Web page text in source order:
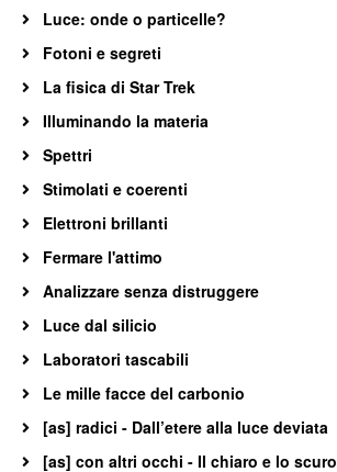
Luce: onde o particelle?
Fotoni e segreti
La fisica di Star Trek
Illuminando la materia
Spettri
Stimolati e coerenti
Elettroni brillanti
Fermare l'attimo
Analizzare senza distruggere
Luce dal silicio
Laboratori tascabili
Le mille facce del carbonio
[as] radici - Dall’etere alla luce deviata
[as] con altri occhi - Il chiaro e lo scuro